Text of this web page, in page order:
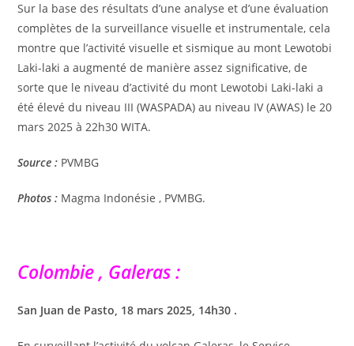
Sur la base des résultats d’une analyse et d’une évaluation
complètes de la surveillance visuelle et instrumentale, cela
montre que l’activité visuelle et sismique au mont Lewotobi
Laki-laki a augmenté de manière assez significative, de
sorte que le niveau d’activité du mont Lewotobi Laki-laki a
été élevé du niveau III (WASPADA) au niveau IV (AWAS) le 20
mars 2025 à 22h30 WITA.
Source : PVMBG
Photos : Magma Indonésie , PVMBG.
Colombie , Galeras :
San Juan de Pasto, 18 mars 2025, 14h30 .